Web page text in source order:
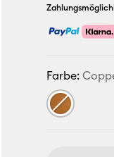
Farbe: